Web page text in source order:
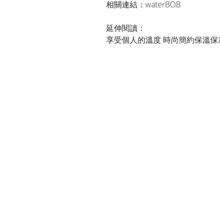
相關連結： waterBOB
延伸閱讀：
享受個人的溫度 時尚簡約保溫